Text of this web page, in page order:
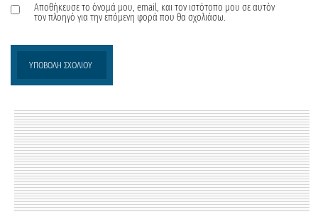
Αποθήκευσε το όνομά μου, email, και τον ιστότοπο μου σε αυτόν
τον πλοηγό για την επόμενη φορά που θα σχολιάσω.